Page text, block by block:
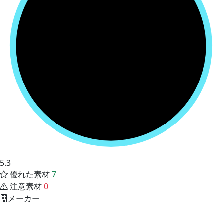
5.3
優れた素材7
注意素材0
メーカー